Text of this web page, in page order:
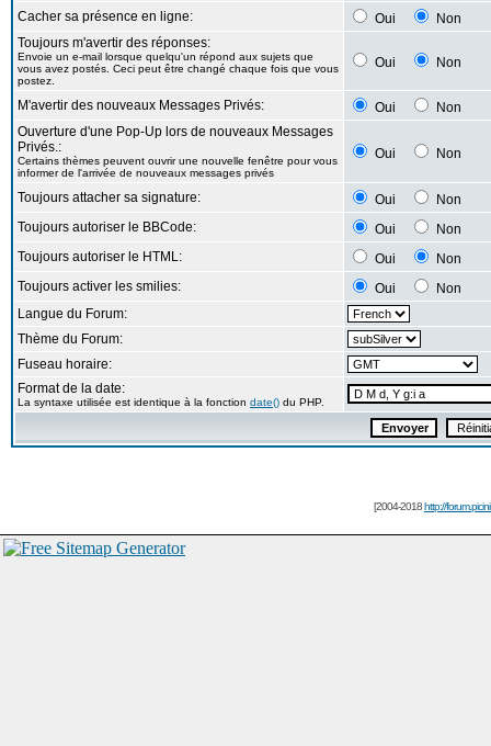
Cacher sa présence en ligne:
Oui
Non
Toujours m'avertir des réponses:
Envoie un e-mail lorsque quelqu'un répond aux sujets que
vous avez postés. Ceci peut être changé chaque fois que vous
postez.
Oui Non
M'avertir des nouveaux Messages Privés: Oui
Non
Ouverture d'une Pop-Up lors de nouveaux Messages
Privés.:
Certains thèmes peuvent ouvrir une nouvelle fenêtre pour vous
informer de l'arrivée de nouveaux messages privés
Oui Non
Toujours attacher sa signature: Oui
Non
Toujours autoriser le BBCode:
Oui
Non
Toujours autoriser le HTML:
Oui
Non
Toujours activer les smilies:
Oui
Non
Langue du Forum:
Thème du Forum:
Fuseau horaire:
Format de la date:
La syntaxe utilisée est identique à la fonction date() du PHP.
[2004-2018http://